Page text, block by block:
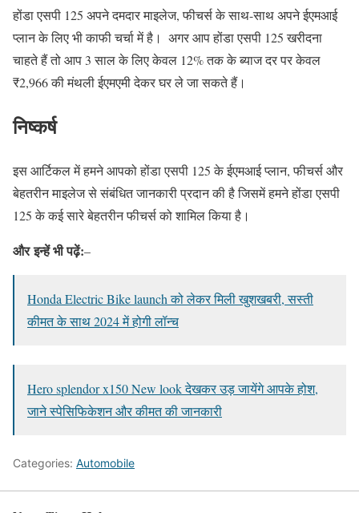
होंडा एसपी 125 अपने दमदार माइलेज, फीचर्स के साथ-साथ अपने ईएमआई
प्लान के लिए भी काफी चर्चा में है। ‌ अगर आप होंडा एसपी 125 खरीदना
चाहते हैं तो आप 3 साल के लिए केवल 12% तक के ब्याज दर पर केवल
₹2,966 की मंथली ईएमएमी देकर घर ले जा सकते हैं।
निष्कर्ष
इस आर्टिकल में हमने आपको होंडा एसपी 125 के ईएमआई प्लान, फीचर्स और
बेहतरीन माइलेज से संबंधित जानकारी प्रदान की है जिसमें हमने होंडा एसपी
125 के कई सारे बेहतरीन फीचर्स को शामिल किया है।
और इन्हें भी पढ़ें:–
Honda Electric Bike launch को लेकर मिली खुशखबरी, सस्ती
कीमत के साथ 2024 में होगी लॉन्च
Hero splendor x150 New look देखकर उड़ जायेंगे आपके होश,
जाने स्पेसिफिकेशन और कीमत की जानकारी
Categories: Automobile